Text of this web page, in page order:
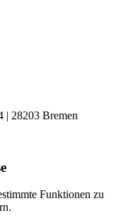
| 28203 Bremen
Funktionen zu